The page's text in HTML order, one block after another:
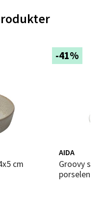
-41%
AIDA
Groovy suppetallerken 22 cm hvitt
porselen